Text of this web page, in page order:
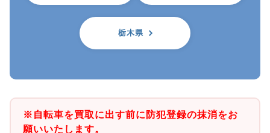
栃木県
※自転車を買取に出す前に防犯登録の抹消をお
願いいたします。